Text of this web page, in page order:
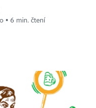
▪ 6 min. čtení